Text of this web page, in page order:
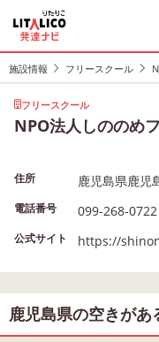
施設情報 フリースクール
フリースクール
NPO法人しののめ
住所 鹿児島県鹿児
電話番号 099-268-0722
公式サイト https://
鹿児島県の空きがあ